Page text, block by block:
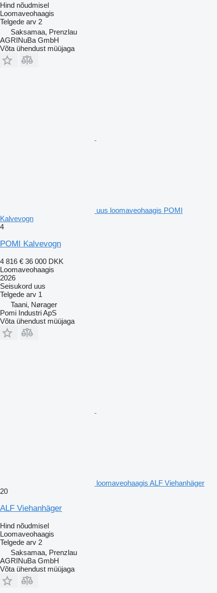
Hind nõudmisel
Loomaveohaagis
Telgede arv 2
Saksamaa, Prenzlau
AGRINuBa GmbH
Võta ühendust müüjaga
uus loomaveohaagis POMI
Kalvevogn
4
POMI Kalvevogn
4 816 € 36 000 DKK
Loomaveohaagis
2026
Seisukord uus
Telgede arv 1
Taani, Nørager
Pomi Industri ApS
Võta ühendust müüjaga
loomaveohaagis ALF Viehanhäger
20
ALF Viehanhäger
Hind nõudmisel
Loomaveohaagis
Telgede arv 2
Saksamaa, Prenzlau
AGRINuBa GmbH
Võta ühendust müüjaga